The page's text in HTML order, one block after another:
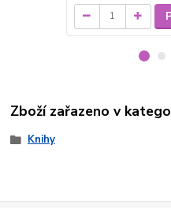
Zboží zařazeno v
Knihy